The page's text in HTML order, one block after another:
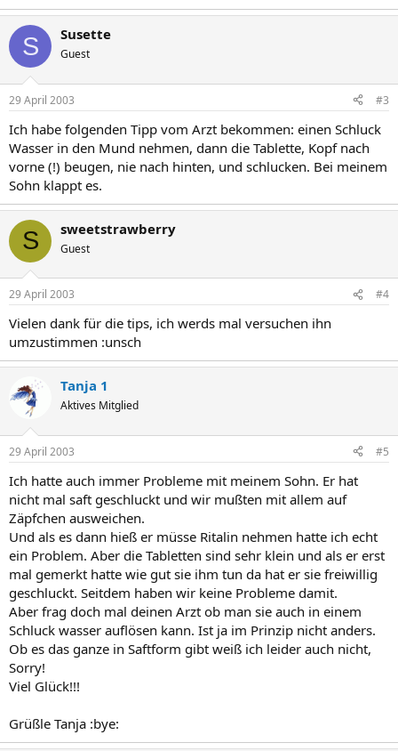
S Susette
Guest
29 April 2003 #3
Ich habe folgenden Tipp vom Arzt bekommen: einen Schluck
Wasser in den Mund nehmen, dann die Tablette, Kopf nach
vorne (!) beugen, nie nach hinten, und schlucken. Bei meinem
Sohn klappt es.
S sweetstrawberry
Guest
29 April 2003 #4
Vielen dank für die tips, ich werds mal versuchen ihn
umzustimmen :unsch
Tanja 1
Aktives Mitglied
29 April 2003 #5
Ich hatte auch immer Probleme mit meinem Sohn. Er hat
nicht mal saft geschluckt und wir mußten mit allem auf
Zäpfchen ausweichen.
Und als es dann hieß er müsse Ritalin nehmen hatte ich echt
ein Problem. Aber die Tabletten sind sehr klein und als er erst
mal gemerkt hatte wie gut sie ihm tun da hat er sie freiwillig
geschluckt. Seitdem haben wir keine Probleme damit.
Aber frag doch mal deinen Arzt ob man sie auch in einem
Schluck wasser auflösen kann. Ist ja im Prinzip nicht anders.
Ob es das ganze in Saftform gibt weiß ich leider auch nicht,
Sorry!
Viel Glück!!!
Grüßle Tanja :bye: